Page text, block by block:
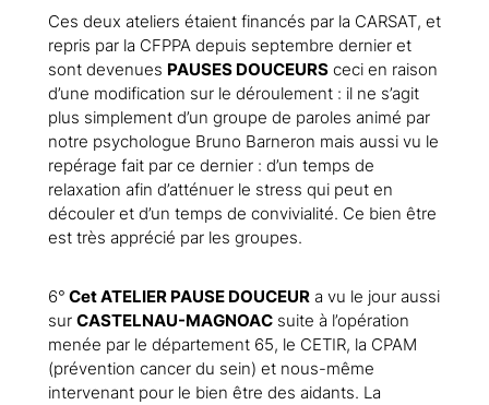
Ces deux ateliers étaient financés par la CARSAT, et
repris par la CFPPA depuis septembre dernier et
sont devenues PAUSES DOUCEURSceci en raison
d’une modification sur le déroulement : il ne s’agit
plus simplement d’un groupe de paroles animé par
notre psychologue Bruno Barneron mais aussi vu le
repérage fait par ce dernier : d’un temps de
relaxation afin d’atténuer le stress qui peut en
découler et d’un temps de convivialité. Ce bien être
est très apprécié par les groupes.
6° Cet ATELIER PAUSE DOUCEURa vu le jour aussi
sur CASTELNAU-MAGNOACsuite à l’opération
menée par le département 65, le CETIR, la CPAM
(prévention cancer du sein) et nous-même
intervenant pour le bien être des aidants. La